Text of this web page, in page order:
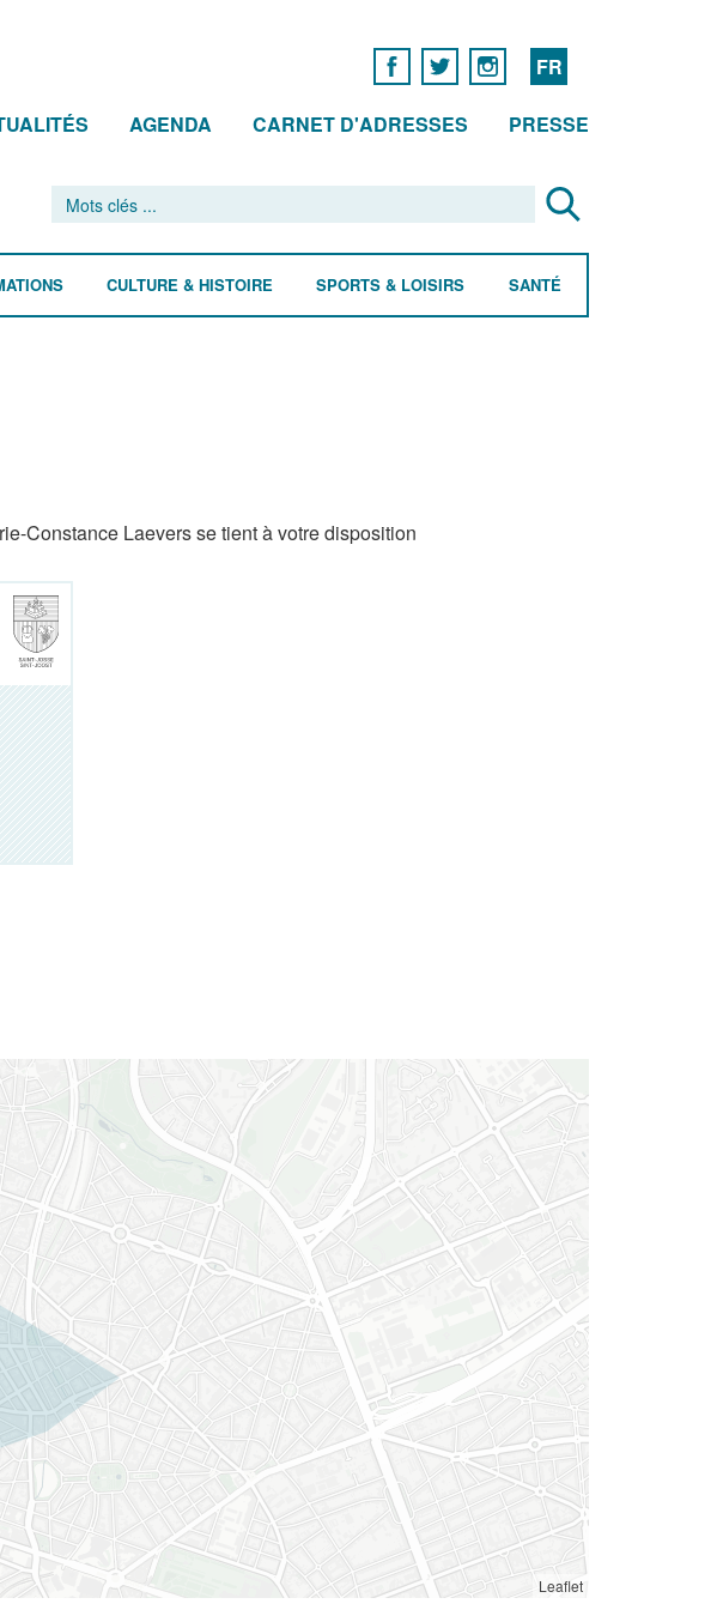
FR
AGENDA CARNET D'ADRESSES PRESSE
CULTURE & HISTOIRE SPORTS & LOISIRS SANTÉ
Constance Laevers se tient à votre disposition
Leaflet